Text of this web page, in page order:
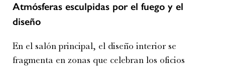
Atmósferas esculpidas por el fuego y el
diseño
En el salón principal, el diseño interior se
fragmenta en zonas que celebran los oficios